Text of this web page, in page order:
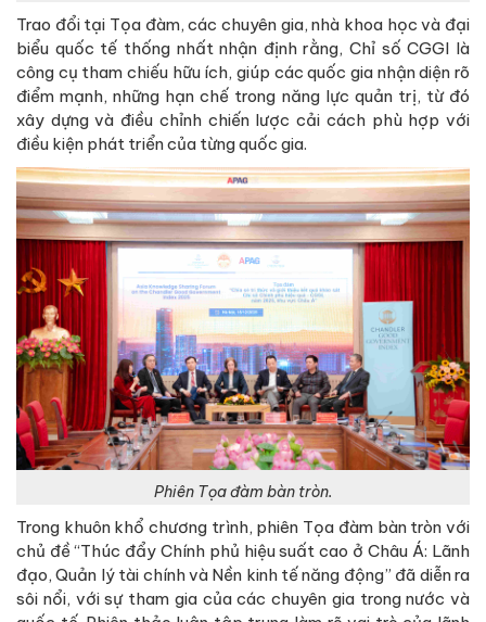
Trao đổi tại Tọa đàm, các chuyên gia, nhà khoa học và đại
biểu quốc tế thống nhất nhận định rằng, Chỉ số CGGI là
công cụ tham chiếu hữu ích, giúp các quốc gia nhận diện rõ
điểm mạnh, những hạn chế trong năng lực quản trị, từ đó
xây dựng và điều chỉnh chiến lược cải cách phù hợp với
điều kiện phát triển của từng quốc gia.
Phiên Tọa đàm bàn tròn.
Trong khuôn khổ chương trình, phiên Tọa đàm bàn tròn với
chủ đề “Thúc đẩy Chính phủ hiệu suất cao ở Châu Á: Lãnh
đạo, Quản lý tài chính và Nền kinh tế năng động” đã diễn ra
sôi nổi, với sự tham gia của các chuyên gia trong nước và